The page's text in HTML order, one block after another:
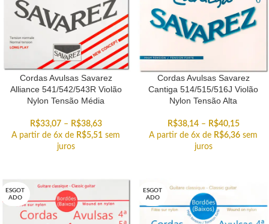
Cordas Avulsas Savarez
Alliance 541/542/543R Violão
Nylon Tensão Média
R$33,07 – R$38,63
A partir de 6x de R$5,51 sem
juros
Cordas Avulsas Savarez
Cantiga 514/515/516J Violão
Nylon Tensão Alta
R$38,14 – R$40,15
A partir de 6x de R$6,36 sem
juros
ESGOT
ADO
ESGOT
ADO